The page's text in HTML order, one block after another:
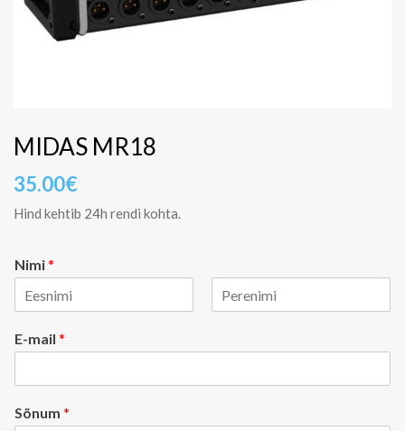
MIDAS MR18
35.00€
Hind kehtib 24h rendi kohta.
Nimi*
i
rE-mail *
Sõnum *